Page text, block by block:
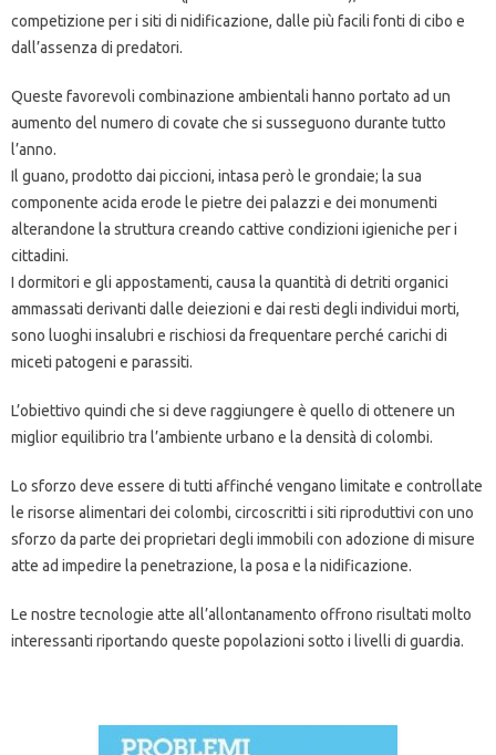
competizione per i siti di nidificazione, dalle più facili fonti di cibo e
dall’assenza di predatori.
Queste favorevoli combinazione ambientali hanno portato ad un
aumento del numero di covate che si susseguono durante tutto
l’anno.
Il guano, prodotto dai piccioni, intasa però le grondaie; la sua
componente acida erode le pietre dei palazzi e dei monumenti
alterandone la struttura creando cattive condizioni igieniche per i
cittadini.
I dormitori e gli appostamenti, causa la quantità di detriti organici
ammassati derivanti dalle deiezioni e dai resti degli individui morti,
sono luoghi insalubri e rischiosi da frequentare perché carichi di
miceti patogeni e parassiti.
L’obiettivo quindi che si deve raggiungere è quello di ottenere un
miglior equilibrio tra l’ambiente urbano e la densità di colombi.
Lo sforzo deve essere di tutti affinché vengano limitate e controllate
le risorse alimentari dei colombi, circoscritti i siti riproduttivi con uno
sforzo da parte dei proprietari degli immobili con adozione di misure
atte ad impedire la penetrazione, la posa e la nidificazione.
Le nostre tecnologie atte all’allontanamento offrono risultati molto
interessanti riportando queste popolazioni sotto i livelli di guardia.